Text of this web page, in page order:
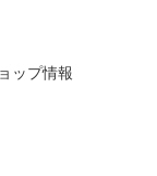
ップ情報